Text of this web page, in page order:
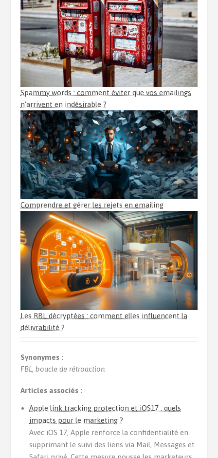
Spammy words : comment éviter que vos emailings
n’arrivent en indésirable ?
Comprendre et gérer les rejets en emailing
Les RBL décryptées : comment elles influencent la
délivrabilité ?
Synonymes :
FBL, boucle de rétroaction
Articles associés :
Apple link tracking protection et iOS17 : quels
impacts pour le marketing ?
Avec iOS 17, Apple renforce la confidentialité en
supprimant le suivi des liens via Mail, Messages et